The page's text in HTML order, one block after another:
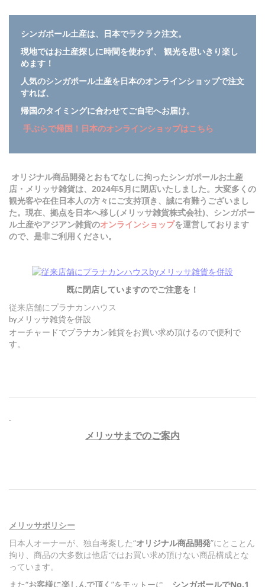
シンガポール土産は、日本でラクラク注文。
現地ではお土産探しに時間を使わず、 観光を思いきり楽し
めます！
人気のシンガポール土産を日本のオンラインショップで注文
すれば、
帰国のタイミングに合わせてご自宅へお届け。
手ぶらで帰国！日本のオンラインショップはこちら
オリジナル商品開発とおもてなしに拘ったシンガポールお土産
店・メリッサ雑貨は、2024年5月に閉店いたしました。大変多くの
観光客や在住日本人の方々にご支持頂き、誠に有難うございまし
た。現在、拠点を日本へ移し(メリッサ雑貨株式会社)、シンガポー
ル土産やアジアン雑貨のオンラインショップを運営しております
ので、是非ご利用ください。
既に閉店していますのでご注意を！
従来店舗にプラナカンハウス
byメリッサ雑貨を併設
オーチャードでプラナカン雑貨をお買い求め頂けるので便利で
す。
メリッサまでのご案内
メリッサポリシー
日本人オーナーが、独自考案した“オリジナル商品開発”にとことん
拘り、商品の大多数は他店ではお買い求め頂けない商品構成とな
っています。
また“お客様に楽しんで頂く ”をモットーに、 シンガポールでNo.1